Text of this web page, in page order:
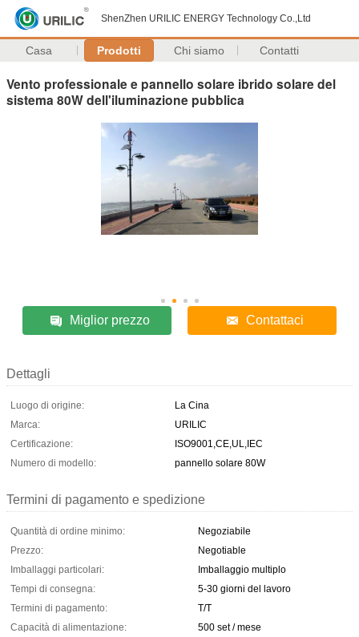
ShenZhen URILIC ENERGY Technology Co.,Ltd
Casa Prodotti Chi siamo Contatti
Vento professionale e pannello solare ibrido solare del
sistema 80W dell'iluminazione pubblica
Miglior prezzo Contattaci
Dettagli
Luogo di origine:
La Cina
Marca:
URILIC
Certificazione:
ISO9001,CE,UL,IEC
Numero di modello:
pannello solare 80W
Termini di pagamento e spedizione
Quantità di ordine minimo:
Negoziabile
Prezzo:
Negotiable
Imballaggi particolari:
Imballaggio multiplo
Tempi di consegna:
5-30 giorni del lavoro
Termini di pagamento:
T/T
Capacità di alimentazione:
500 set / mese